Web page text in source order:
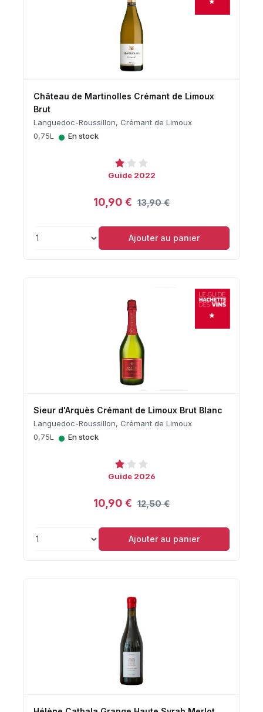
Château de Martinolles Crémant de Limoux
Brut
Languedoc-Roussillon, Crémant de Limoux
0,75L
• En stock
Guide 2022
10,90 € 13,90 €
Ajouter au panier
Sieur d'Arquès Crémant de Limoux Brut Blanc
Languedoc-Roussillon, Crémant de Limoux
0,75L
• En stock
Guide 2026
10,90 € 12,50 €
Ajouter au panier